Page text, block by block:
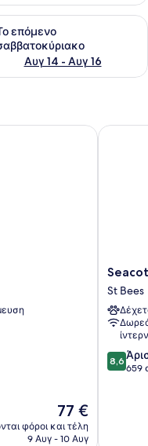
σαββατοκύριακο
επόμενο
Αυγ 14 - Αυγ 16
διαθεσιμότητας
Η
τιμή
είναι
77 €
φόροι και τέλη
9 Αυγ - 10 Αυγ
Seacote
Hotel
St
Bees
St Bees
8.6
στα
8,6
659